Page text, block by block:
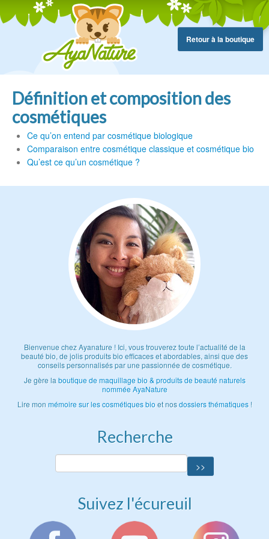
Retour à la boutique
Définition et composition des
cosmétiques
Ce qu’on entend par cosmétique biologique
Comparaison entre cosmétique classique et cosmétique bio
Qu’est ce qu’un cosmétique ?
Bienvenue chez Ayanature ! Ici, vous trouverez toute l’actualité de la
beauté bio, de jolis produits bio efficaces et abordables, ainsi que des
conseils personnalisés par une passionnée de cosmétique.
Je gère laboutique de maquillage bio & produits de beauté naturels
nommée AyaNature
Lire monmémoire sur les cosmétiques bioet nosdossiers thématiques!
Recherche
Suivez l'écureuil